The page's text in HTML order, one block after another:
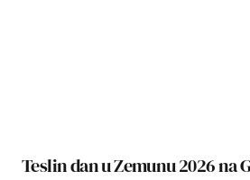
Teslin dan u Zemunu 2026 na